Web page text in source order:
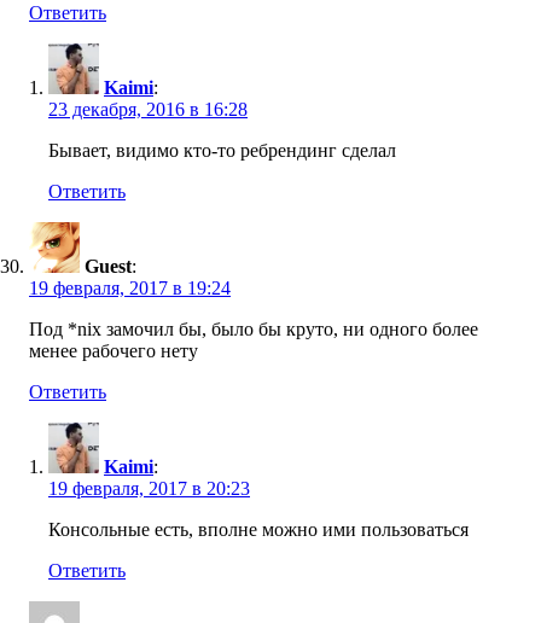
Ответить
Kaimi:
23 декабря, 2016 в 16:28
Бывает, видимо кто-то ребрендинг сделал
Ответить
Guest:
19 февраля, 2017 в 19:24
Под *nix замочил бы, было бы круто, ни одного более
менее рабочего нету
Ответить
Kaimi:
19 февраля, 2017 в 20:23
Консольные есть, вполне можно ими пользоваться
Ответить